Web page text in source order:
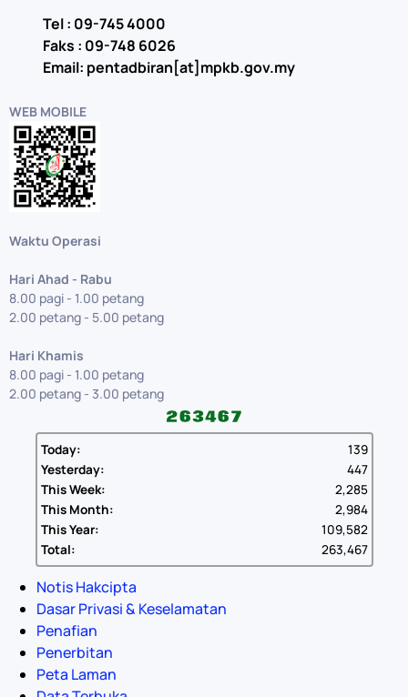
Tel : 09-745 4000
Faks : 09-748 6026
Email: pentadbiran[at]mpkb.gov.my
WEB MOBILE
Waktu Operasi
Hari Ahad - Rabu
8.00 pagi - 1.00 petang
2.00 petang - 5.00 petang
Hari Khamis
8.00 pagi - 1.00 petang
2.00 petang - 3.00 petang
Today:
139
Yesterday:
447
This Week:
2,285
This Month:
2,984
This Year:
109,582
Total:
263,467
Notis Hakcipta
Dasar Privasi & Keselamatan
Penafian
Penerbitan
Peta Laman